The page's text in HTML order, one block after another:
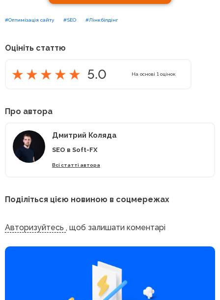
#Оптимізація сайту #SEO #Лінкбілдінг
Оцініть статтю
5.0 На основі 1 оцінок
Про автора
Дмитрий Коляда
SEO в Soft-FX
Всі статті автора
Поділіться цією новиною в соцмережах
Авторизуйтесь , щоб залишати коментарі